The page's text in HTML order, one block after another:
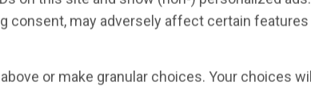
consent, may adversely affect certain features
or make granular choices. Your choices will
minne och balans under
upprepade hjärnskakningar och